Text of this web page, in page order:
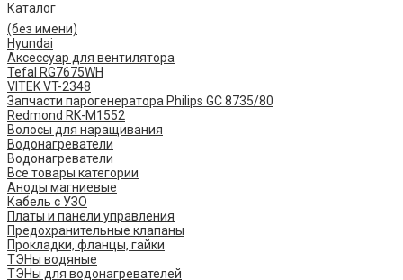
Каталог
(без имени)
Hyundai
Аксессуар для вентилятора
Tefal RG7675WH
VITEK VT-2348
Запчасти парогенератора Philips GC 8735/80
Redmond RK-M1552
Волосы для наращивания
Водонагреватели
Водонагреватели
Все товары категории
Аноды магниевые
Кабель с УЗО
Платы и панели управления
Предохранительные клапаны
Прокладки, фланцы, гайки
ТЭНы водяные
ТЭНы для водонагревателей